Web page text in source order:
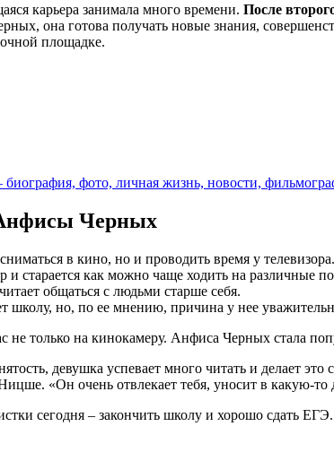
карьера занимала много времени. После
она готова получать новые знания,
площадке.
фото, личная жизнь, новости,
Черных
в кино, но и проводить время у
и старается как можно чаще ходить на различные
общаться с людьми старше себя.
школу, но, по ее мнению, причина у нее
не только на кинокамеру. Анфиса Черных стала
девушка успевает много читать и делает
«Он очень отвлекает тебя, уносит в какую-
сегодня – закончить школу и хорошо сдать ЕГЭ.